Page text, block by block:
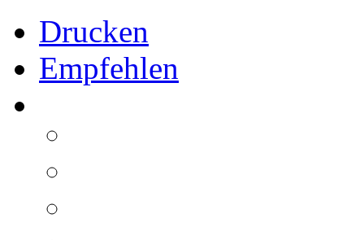
Drucken
Empfehlen